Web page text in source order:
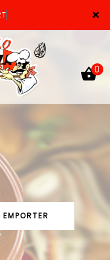
×
0
EMPORTER